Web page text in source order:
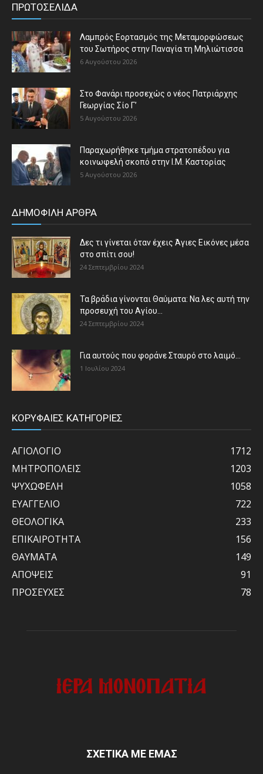
ΠΡΩΤΟΣΕΛΙΔΑ
Λαμπρός Εορτασμός της Μεταμορφώσεως
του Σωτήρος στην Παναγία τη Μηλιώτισσα
6 Αυγούστου 2026
Στο Φανάρι προσεχώς ο νέος Πατριάρχης
Γεωργίας Σίο Γ’
5 Αυγούστου 2026
Παραχωρήθηκε τμήμα στρατοπέδου για
κοινωφελή σκοπό στην Ι.Μ. Καστορίας
5 Αυγούστου 2026
ΔΗΜΟΦΙΛΗ ΑΡΘΡΑ
Δες τι γίνεται όταν έχεις Άγιες Εικόνες μέσα
στο σπίτι σου!
24 Σεπτεμβρίου 2024
Τα βράδια γίνονται Θαύματα: Να λες αυτή την
προσευχή του Αγίου...
24 Σεπτεμβρίου 2024
Για αυτούς που φοράνε Σταυρό στο λαιμό…
1 Ιουλίου 2024
ΚΟΡΥΦΑΙΕΣ ΚΑΤΗΓΟΡΙΕΣ
ΑΓΙΟΛΟΓΙΟ
1712
ΜΗΤΡΟΠΟΛΕΙΣ
1203
ΨΥΧΩΦΕΛΗ
1058
ΕΥΑΓΓΕΛΙΟ
722
ΘΕΟΛΟΓΙΚΑ
233
ΕΠΙΚΑΙΡΟΤΗΤΑ
156
ΘΑΥΜΑΤΑ
149
ΑΠΟΨΕΙΣ
91
ΠΡΟΣΕΥΧΕΣ
78
ΣΧΕΤΙΚΑ ΜΕ ΕΜΑΣ